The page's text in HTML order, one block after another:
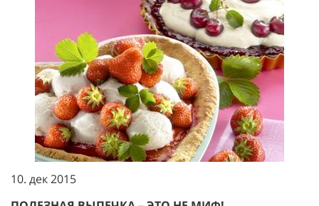
10. дек 2015